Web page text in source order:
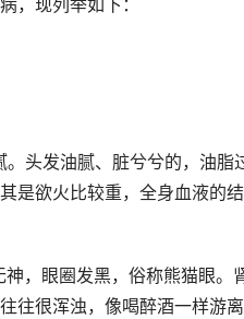
，现列举如下：
头发油腻、脏兮兮的，油脂
是欲火比较重，全身血液的
，眼圈发黑，俗称熊猫眼。
往很浑浊，像喝醉酒一样游